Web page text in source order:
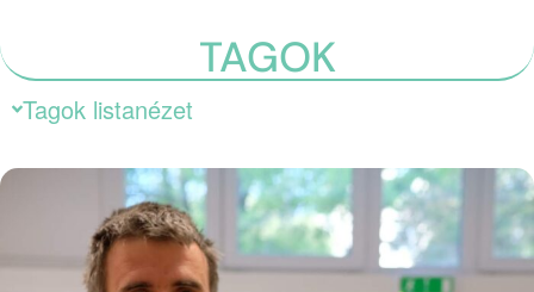
TAGOK
Tagok listanézet